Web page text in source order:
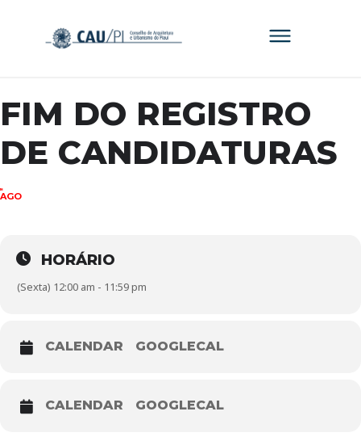
FIM DO REGISTRO
DE CANDIDATURAS
18
AGO
HORÁRIO
(Sexta) 12:00 am - 11:59 pm
CALENDAR GOOGLECAL
CALENDAR GOOGLECAL